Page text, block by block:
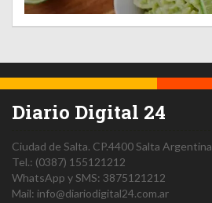
Diario Digital 24
Ciudad de Salta. CP.4400Salta Argentina
Tel.: (0387) 155121212
WhatsApp y SMS: 3875121212
Mail: info@diariodigital24.com.ar